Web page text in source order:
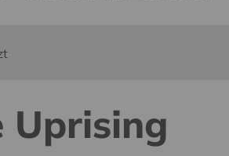
Uprising